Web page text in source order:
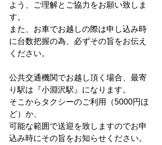
よう、ご理解とご協力をお願い致しま
す。
また、お車でお越しの際は申し込み時
に台数把握の為、必ずその旨をお伝え
ください。
公共交通機関でお越し頂く場合、最寄
り駅は『小淵沢駅』になります。
そこからタクシーのご利用（5000円ほ
ど）か、
可能な範囲で送迎を致しますのでお申
込み時にその旨をお知らせください。